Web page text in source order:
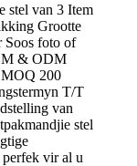
stel van 3 Item
Grootte
Soos foto of
& ODM
MOQ 200
T/T
van
stel
vir al u